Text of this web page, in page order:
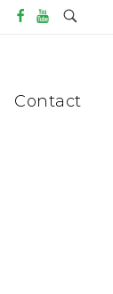
Contact